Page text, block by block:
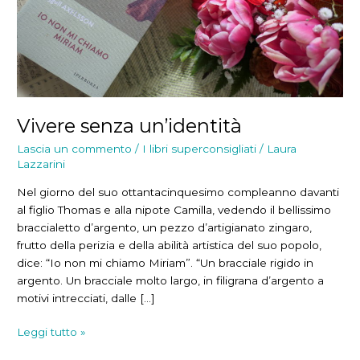
Vivere senza un’identità
Lascia un commento / I libri superconsigliati / Laura
Lazzarini
Nel giorno del suo ottantacinquesimo compleanno davanti
al figlio Thomas e alla nipote Camilla, vedendo il bellissimo
braccialetto d’argento, un pezzo d’artigianato zingaro,
frutto della perizia e della abilità artistica del suo popolo,
dice: “Io non mi chiamo Miriam”. “Un bracciale rigido in
argento. Un bracciale molto largo, in filigrana d’argento a
motivi intrecciati, dalle […]
Vivere
Leggi tutto »